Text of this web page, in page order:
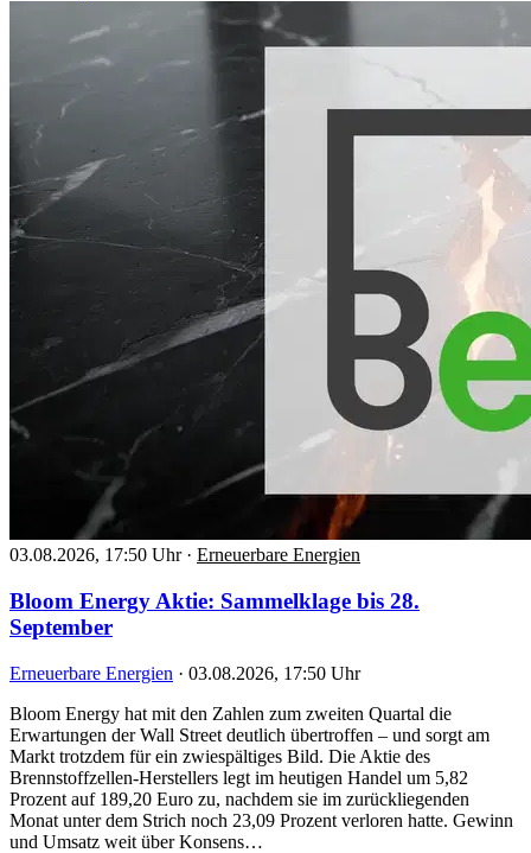
03.08.2026, 17:50 Uhr · Erneuerbare Energien
Bloom Energy Aktie: Sammelklage bis 28.
September
Erneuerbare Energien · 03.08.2026, 17:50 Uhr
Bloom Energy hat mit den Zahlen zum zweiten Quartal die
Erwartungen der Wall Street deutlich übertroffen – und sorgt am
Markt trotzdem für ein zwiespältiges Bild. Die Aktie des
Brennstoffzellen-Herstellers legt im heutigen Handel um 5,82
Prozent auf 189,20 Euro zu, nachdem sie im zurückliegenden
Monat unter dem Strich noch 23,09 Prozent verloren hatte. Gewinn
und Umsatz weit über Konsens…